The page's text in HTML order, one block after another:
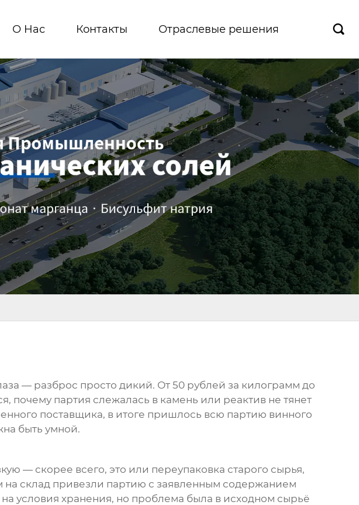
О Hас Контакты Отраслевые решения 
— разброс просто дикий. От 50 рублей за килограмм до
почему партия слежалась в камень или реактив не тянет
поставщика, в итоге пришлось всю партию винного
быть умной.
— скорее всего, это или переупаковка старого сырья,
на склад привезли партию с заявленным содержанием
условия хранения, но проблема была в исходном сырьё